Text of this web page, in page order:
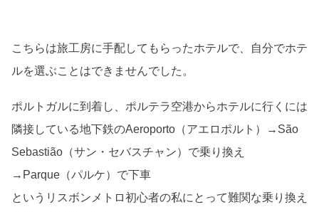
こちらは旅工房に手配してもらったホテルで、自分でホテ
ルを選ぶことはできませんでした。
ポルトガルに到着し、ポルテラ空港からホテルに行くには
隣接している地下鉄のAeroporto（アエロポルト）→São
Sebastião（サン・セバスチャン）で乗り換え
→Parque（パルケ）で下車
というリスボンメトロ初心者の私にとって難関な乗り換え